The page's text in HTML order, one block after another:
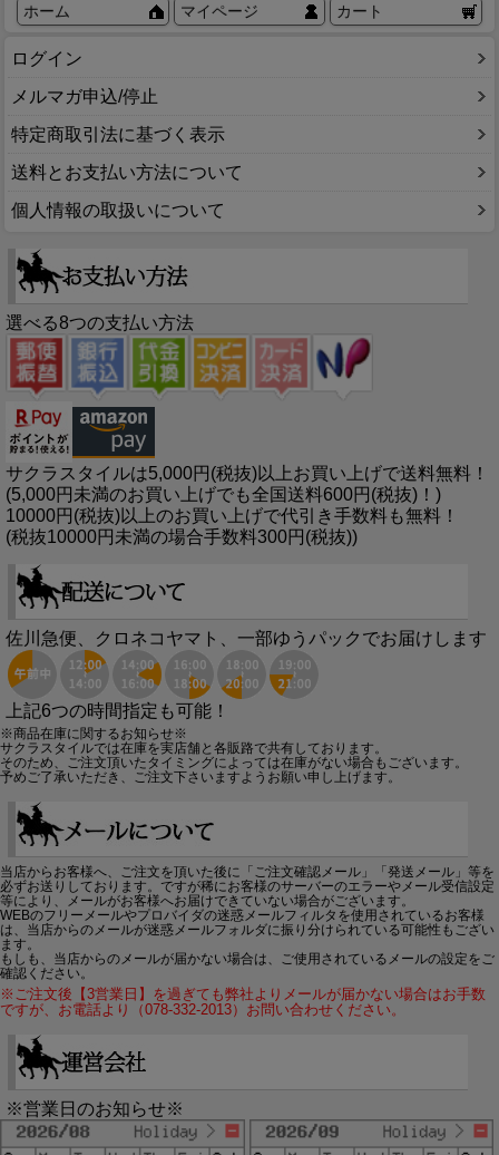
ホーム マイページ カート
ログイン
メルマガ申込/停止
特定商取引法に基づく表示
送料とお支払い方法について
個人情報の取扱いについて
選べる8つの支払い方法
サクラスタイルは5,000円(税抜)以上お買い上げで送料無料！
(5,000円未満のお買い上げでも全国送料600円(税抜)！)
10000円(税抜)以上のお買い上げで代引き手数料も無料！
(税抜10000円未満の場合手数料300円(税抜))
佐川急便、クロネコヤマト、一部ゆうパックでお届けします
上記6つの時間指定も可能！
※商品在庫に関するお知らせ※
サクラスタイルでは在庫を実店舗と各販路で共有しております。
そのため、ご注文頂いたタイミングによっては在庫がない場合もございます。
予めご了承いただき、ご注文下さいますようお願い申し上げます。
当店からお客様へ、ご注文を頂いた後に「ご注文確認メール」「発送メール」等を
必ずお送りしております。ですが稀にお客様のサーバーのエラーやメール受信設定
等により、メールがお客様へお届けできていない場合がございます。
WEBのフリーメールやプロバイダの迷惑メールフィルタを使用されているお客様
は、当店からのメールが迷惑メールフォルダに振り分けられている可能性もござい
ます。
もしも、当店からのメールが届かない場合は、ご使用されているメールの設定をご
確認ください。
※ご注文後【3営業日】を過ぎても弊社よりメールが届かない場合はお手数
ですが、お電話より（078-332-2013）お問い合わせください。
※営業日のお知らせ※